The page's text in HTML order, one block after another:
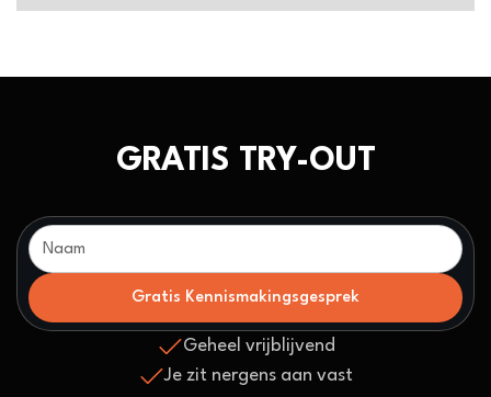
NEWS & ARTICLES
GRATIS TRY-OUT
Geheel vrijblijvend
Je zit nergens aan vast